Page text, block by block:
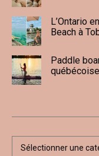
L’Ontario
Beach à
Paddle
Sujets